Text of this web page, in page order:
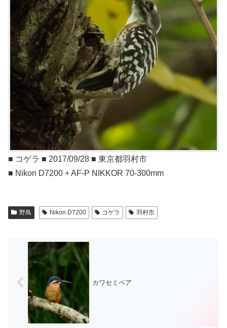
■ コゲラ ■ 2017/09/28 ■ 東京都羽村市
■ Nikon D7200 + AF-P NIKKOR 70-300mm
野鳥 Nikon D7200 コゲラ 羽村市
カワセミペア